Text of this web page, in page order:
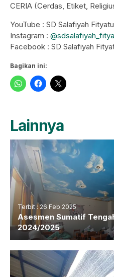
CERIA (Cerdas, Etiket,
YouTube : SD Salafiyah
Instagram :
Facebook : SD Salafiyah
Bagikan ini:
Lainnya
Terbit : 26 Feb 2025
Asesmen Sumatif
2024/2025